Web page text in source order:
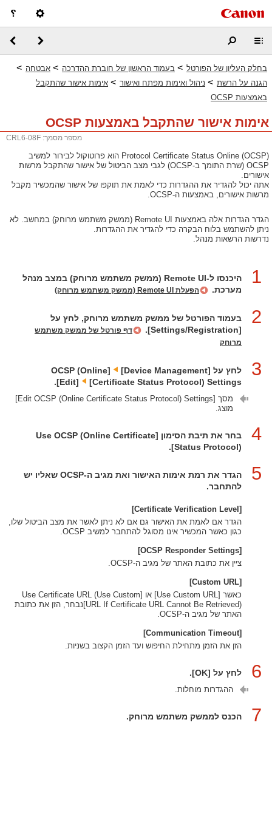
בחלק העליון של הפורטל > בעמוד הראשון של חוברת ההדרכה > אבטחה >
הגנה על הרשת > ניהול ואימות מפתח ואישור > אימות אישור שהתקבל
באמצעות OCSP
אימות אישור שהתקבל באמצעות OCSP
מספר מסמך: CRL6-08F
Protocol Certificate Status Online (OCSP) הוא פרוטוקול לבירור למשיב
OCSP (שרת התומך ב-OCSP) לגבי מצב הביטול של אישור שהתקבל מרשות
אישורים.
אתה יכול להגדיר את ההגדרות כדי לאמת את תוקפו של אישור שהמכשיר מקבל
מרשות אישורים, באמצעות ה-OCSP.
הגדר הגדרות אלה באמצעות ‏Remote UI (ממשק משתמש מרוחק) במחשב. לא
ניתן להשתמש בלוח הבקרה כדי להגדיר את ההגדרות.
נדרשות הרשאות מנהל.
1
היכנסו ל-‏Remote UI (ממשק משתמש מרוחק) במצב מנהל
מערכת.
הפעלת Remote UI (ממשק משתמש מרוחק)
2
בעמוד הפורטל של ממשק משתמש מרוחק, לחץ על
[Settings/Registration].
דף פורטל של ממשק משתמש
מרוחק
3 לחץ על [Device Management]‏
[OCSP (Online
Certificate Status Protocol) Settings]‏
[Edit].
מסך [Edit OCSP (Online Certificate Status Protocol) Settings]
מוצג.
4
בחר את תיבת הסימון [Use OCSP (Online Certificate
Status Protocol)].
5
הגדר את רמת אימות האישור ואת מגיב ה-OCSP שאליו יש
להתחבר.
[Certificate Verification Level]
הגדר אם לאמת את האישור גם אם לא ניתן לאשר את מצב הביטול שלו,
כגון כאשר המכשיר אינו מסוגל להתחבר למשיב OCSP.
[OCSP Responder Settings]
ציין את כתובת האתר של מגיב ה-OCSP.
[Custom URL]
כאשר [Use Custom URL] או [Use Certificate URL (Use Custom
URL If Certificate URL Cannot Be Retrieved)]נבחר, הזן את כתובת
האתר של מגיב ה-OCSP.
[Communication Timeout]
הזן את הזמן מתחילת החיפוש ועד הזמן הקצוב בשניות.
6 לחץ על [OK].
ההגדרות מוחלות.
7 הכנס לממשק משתמש מרוחק.